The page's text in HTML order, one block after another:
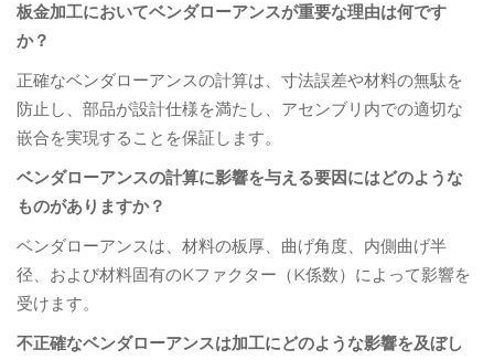
板金加工においてベンダローアンスが重要な理由は何です
か？
正確なベンダローアンスの計算は、寸法誤差や材料の無駄を
防止し、部品が設計仕様を満たし、アセンブリ内での適切な
嵌合を実現することを保証します。
ベンダローアンスの計算に影響を与える要因にはどのような
ものがありますか？
ベンダローアンスは、材料の板厚、曲げ角度、内側曲げ半
径、および材料固有のKファクター（K係数）によって影響を
受けます。
不正確なベンダローアンスは加工にどのような影響を及ぼし